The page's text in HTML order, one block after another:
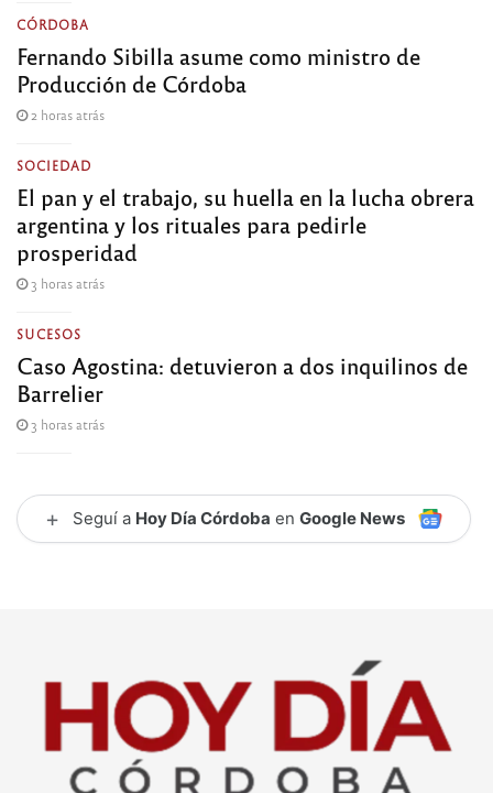
CÓRDOBA
Fernando Sibilla asume como ministro de
Producción de Córdoba
2 horas atrás
SOCIEDAD
El pan y el trabajo, su huella en la lucha obrera
argentina y los rituales para pedirle
prosperidad
3 horas atrás
SUCESOS
Caso Agostina: detuvieron a dos inquilinos de
Barrelier
3 horas atrás
+ Seguí a Hoy Día Córdoba en Google News